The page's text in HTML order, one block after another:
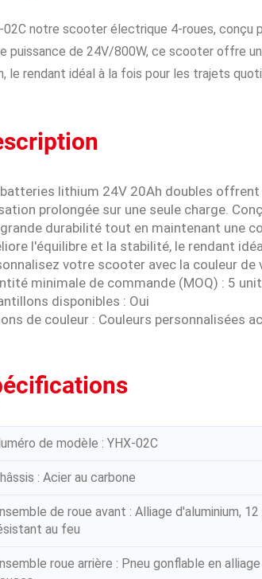
02C notre scooter électrique 4-roues, conçu
puissance de 24V/800W, ce scooter offre
le rendant idéal à la fois pour les trajets
lithium 24V 20Ah doubles
prolongée sur une seule charge.
durabilité tout en maintenant une
l'équilibre et la stabilité, le rendant
votre scooter avec la couleur
minimale de commande (MOQ) : 5
disponibles : Oui
de couleur : Couleurs personnalisées
de modèle : YHX-02C
: Acier au carbone
de roue avant : Alliage d'aluminium,
au feu
roue arrière : Pneu gonflable en